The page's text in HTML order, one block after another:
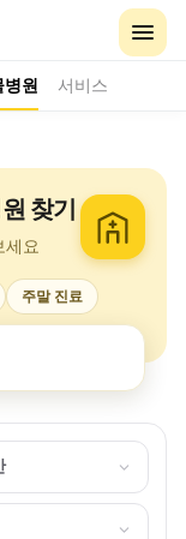
병원 서비스
찾기
세요
주말 진료